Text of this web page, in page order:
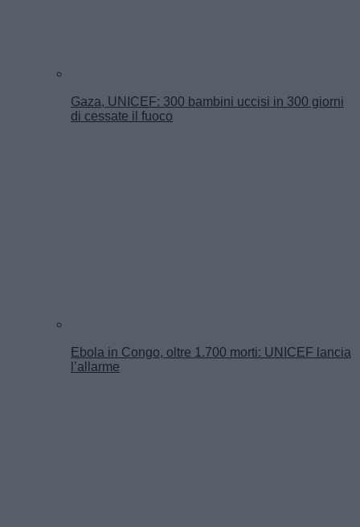
Gaza, UNICEF: 300 bambini uccisi in 300 giorni
di cessate il fuoco
Ebola in Congo, oltre 1.700 morti: UNICEF lancia
l’allarme